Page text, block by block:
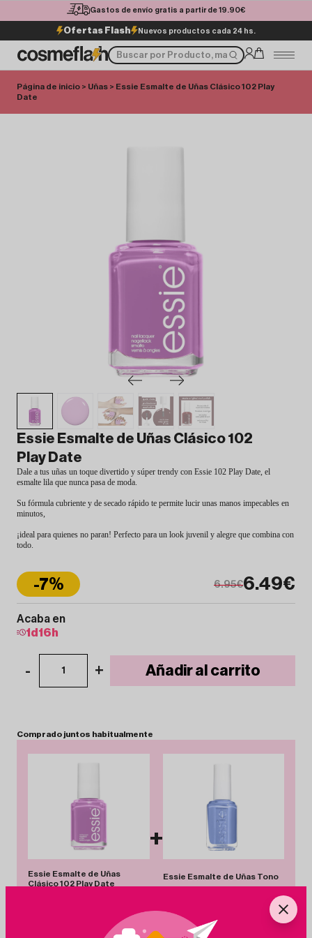
Gastos de envío gratis a partir de 19.90€
Ofertas Flash Nuevos productos cada 24 hs.
Página de inicio > Uñas > Essie Esmalte de Uñas Clásico 102 Play
Date
Essie Esmalte de Uñas Clásico 102
Play Date
Dale a tus uñas un toque divertido y súper trendy con Essie 102 Play Date, el
esmalte lila que nunca pasa de moda.
Su fórmula cubriente y de secado rápido te permite lucir unas manos impecables en
minutos,
¡ideal para quienes no paran! Perfecto para un look juvenil y alegre que combina con
todo.
6.49€
-7% 6.95€
Acaba en
1 d 16 h
- 1 + Añadir al carrito
Comprado juntos habitualmente
Essie Esmalte de Uñas
Clásico 102 Play Date
+
Essie Esmalte de Uñas Tono